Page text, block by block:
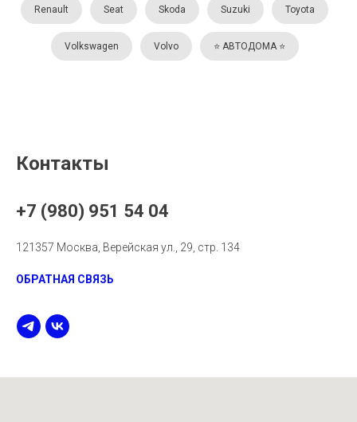
Renault Seat Skoda Suzuki Toyota
Volkswagen Volvo ⭐️ АВТОДОМА ⭐️
Контакты
+7 (980) 951 54 04
121357 Москва, Верейская ул., 29, стр. 134
ОБРАТНАЯ СВЯЗЬ